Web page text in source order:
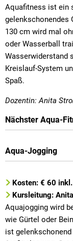
Aquafitness ist ein
gelenkschonendes
130 cm wird mal
oder Wasserball
Wasserwiderstand
Kreislauf-System
Spaß.
Dozentin: Anita
Nächster Aqua-
Aqua-Jogging
Kosten: € 60
Kursleitung:
Aquajogging wird
wie Gürtel oder
ist